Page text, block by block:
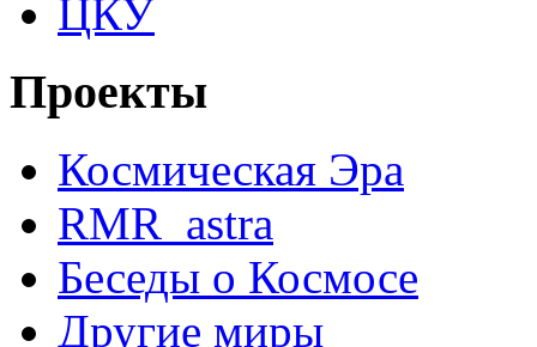
ЦКУ
Проекты
Космическая Эра
RMR_astra
Беседы о Космосе
Другие миры